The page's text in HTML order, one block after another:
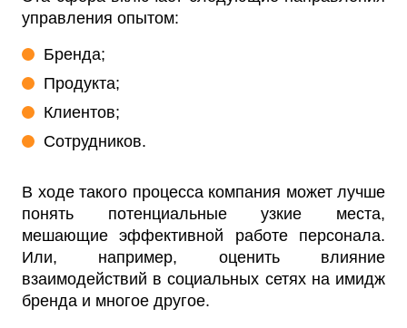
управления опытом:
Бренда;
Продукта;
Клиентов;
Сотрудников.
В ходе такого процесса компания может лучше
понять потенциальные узкие места,
мешающие эффективной работе персонала.
Или, например, оценить влияние
взаимодействий в социальных сетях на имидж
бренда и многое другое.